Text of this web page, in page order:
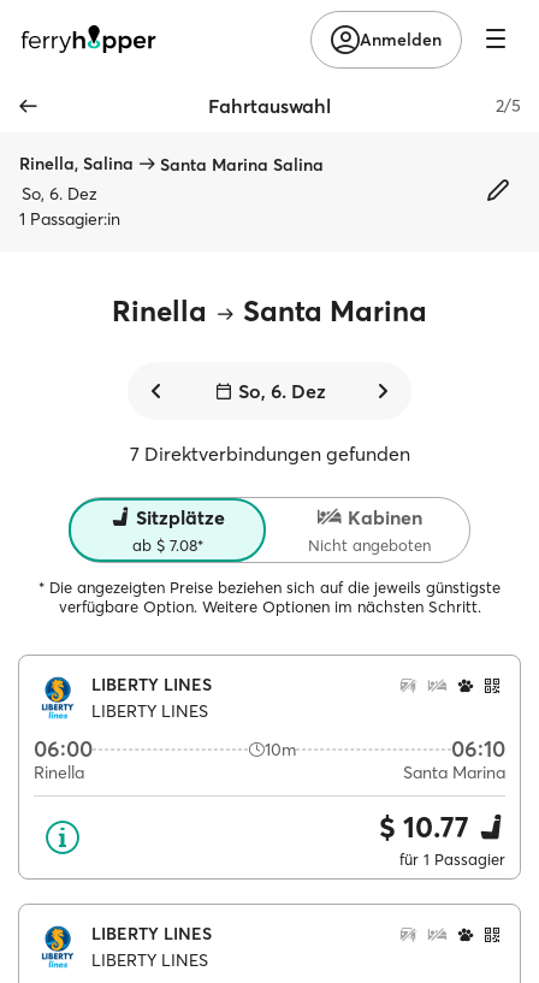
Anmelden
Fahrtauswahl 2/5
Rinella, Salina
Santa Marina Salina
So, 6. Dez
1 Passagier:in
Rinella Santa Marina
So, 6. Dez
7 Direktverbindungen gefunden
Sitzplätze
ab $ 7.08*
Kabinen
Nicht angeboten
* Die angezeigten Preise beziehen sich auf die jeweils günstigste
verfügbare Option. Weitere Optionen im nächsten Schritt.
LIBERTY LINES
LIBERTY LINES
06:00 10m 06:10
Rinella Santa Marina
$ 10.77
für 1 Passagier
LIBERTY LINES
LIBERTY LINES